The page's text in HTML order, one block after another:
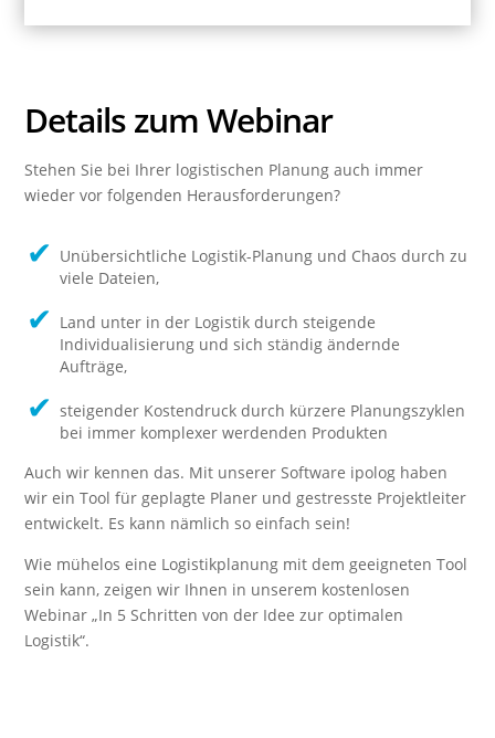
Detailszum Webinar
Stehen Sie bei Ihrer logistischen Planung auch immer
wieder vor folgenden Herausforderungen?
Unübersichtliche Logistik-Planung und Chaos durch zu
viele Dateien,
Land unter in der Logistik durch steigende
Individualisierung und sich ständig ändernde
Aufträge,
steigender Kostendruck durch kürzere Planungszyklen
bei immer komplexer werdenden Produkten
Auch wir kennen das. Mit unserer Software ipolog haben
wir ein Tool für geplagte Planer und gestresste Projektleiter
entwickelt. Es kann nämlich so einfach sein!
Wie mühelos eine Logistikplanung mit dem geeigneten Tool
sein kann, zeigen wir Ihnen in unserem kostenlosen
Webinar „In 5 Schritten von der Idee zur optimalen
Logistik“.